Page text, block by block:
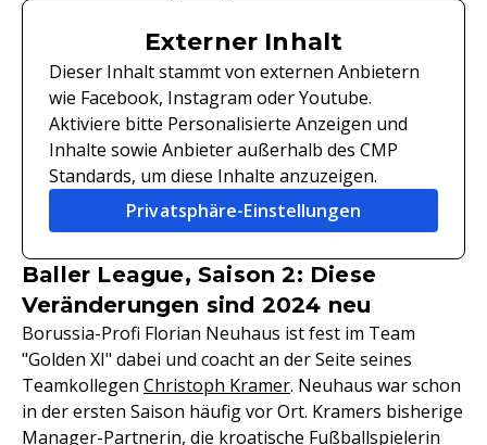
Externer Inhalt
Dieser Inhalt stammt von externen Anbietern
wie Facebook, Instagram oder Youtube.
Aktiviere bitte Personalisierte Anzeigen und
Inhalte sowie Anbieter außerhalb des CMP
Standards, um diese Inhalte anzuzeigen.
Privatsphäre-Einstellungen
Baller League, Saison 2: Diese
Veränderungen sind 2024 neu
Borussia-Profi Florian Neuhaus ist fest im Team
"Golden XI" dabei und coacht an der Seite seines
Teamkollegen Christoph Kramer. Neuhaus war schon
in der ersten Saison häufig vor Ort. Kramers bisherige
Manager-Partnerin, die kroatische Fußballspielerin